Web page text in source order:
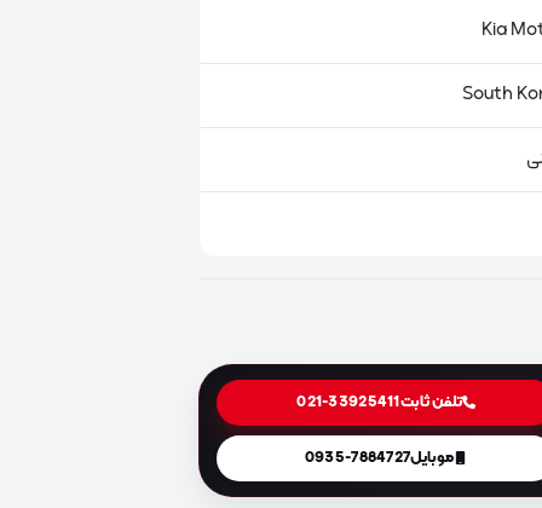
تلفن ثابت021-33925411
موبایل0935-7884727